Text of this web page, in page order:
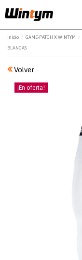
Inicio GAME-PATCH X WINTYM
BLANCAS
Volver
¡En oferta!